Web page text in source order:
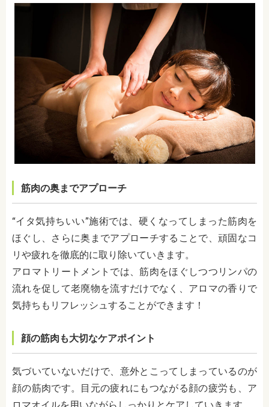
筋肉の奥までアプローチ
“イタ気持ちいい”施術では、硬くなってしまった筋肉を
ほぐし、さらに奥までアプローチすることで、頑固なコ
リや疲れを徹底的に取り除いていきます。
アロマトリートメントでは、筋肉をほぐしつつリンパの
流れを促して老廃物を流すだけでなく、アロマの香りで
気持ちもリフレッシュすることができます！
顔の筋肉も大切なケアポイント
気づいていないだけで、意外とこってしまっているのが
顔の筋肉です。目元の疲れにもつながる顔の疲労も、ア
ロマオイルを用いながらしっかりとケアしていきます。